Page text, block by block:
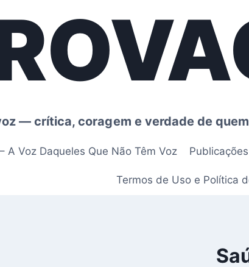
— crítica, coragem e verdade de
A Voz Daqueles Que Não Têm Voz Publicações
Termos de Uso e Política